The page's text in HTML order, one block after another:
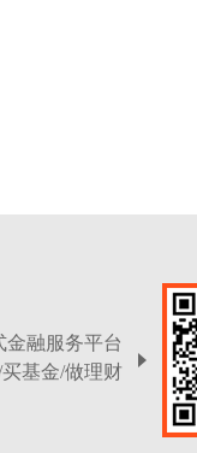
金融服务平台
基金/做理财